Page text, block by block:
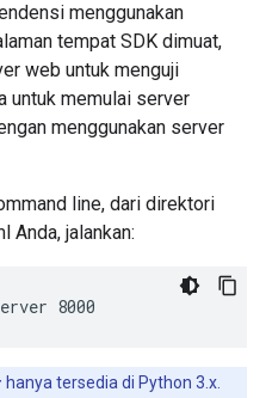
menggunakan
tempat SDK dimuat,
web untuk menguji
untuk memulai server
menggunakan server
line, dari direktori
Anda, jalankan:
8000
hanya tersedia di Python 3.x.